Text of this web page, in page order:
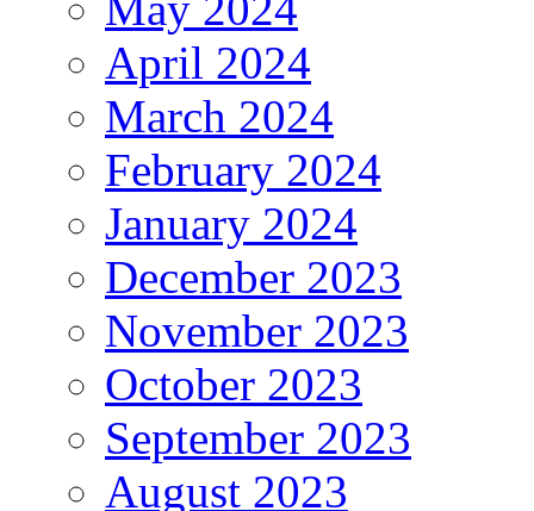
April 2024
March 2024
February 2024
January 2024
December 2023
November 2023
October 2023
September 2023
August 2023